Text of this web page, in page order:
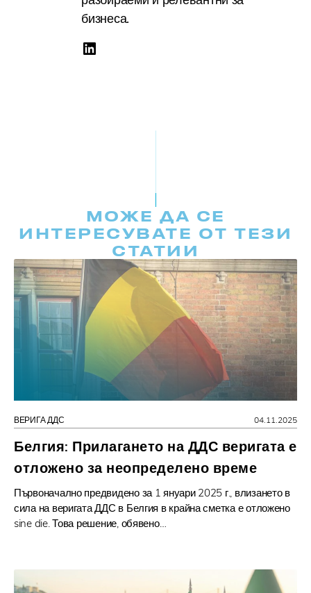
бизнеса.
МОЖЕ ДА СЕ
ИНТЕРЕСУВАТЕ ОТ ТЕЗИ
СТАТИИ
ВЕРИГА ДДС
Белгия: Прилагането на ДДС веригата е
отложено за неопределено време
Първоначално предвидено за 1 януари 2025 г., влизането в
сила на веригата ДДС в Белгия в крайна сметка е отложено
sine die. Това решение, обявено…
04.11.2025